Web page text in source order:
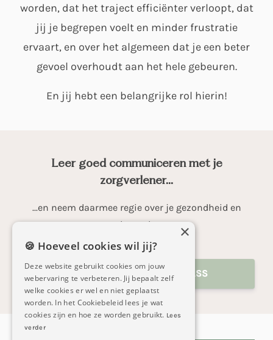
worden, dat het traject efficiënter verloopt, dat
jij je begrepen voelt en minder frustratie
ervaart, en over het algemeen dat je een beter
gevoel overhoudt aan het hele gebeuren.
En jij hebt een belangrijke rol hierin!
Leer goed communiceren met je
zorgverlener...
...en neem daarmee regie over je gezondheid en
herstel!
VOLG DE GRATIS MASTERCLASS
×
🍪 Hoeveel cookies wil jij?
Deze website gebruikt cookies om jouw
webervaring te verbeteren. Jij bepaalt zelf
welke cookies er wel en niet geplaatst
worden. In het Cookiebeleid lees je wat
cookies zijn en hoe ze worden gebruikt. Lees
verder